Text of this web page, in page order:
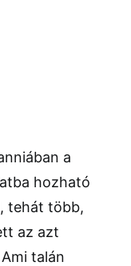
a
hozható
tehát több,
az azt
talán